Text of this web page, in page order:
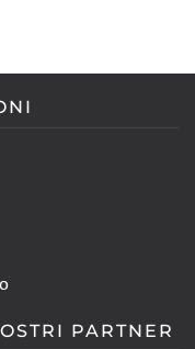
PARTNER